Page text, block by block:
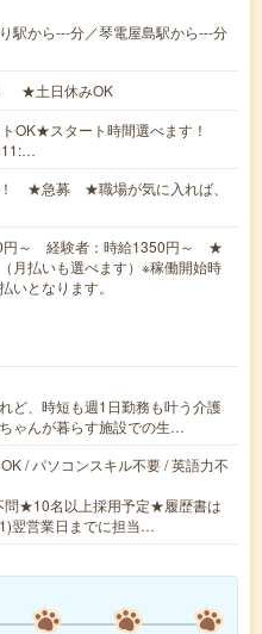
駅から---分／琴電屋島駅から---分
★土日休みOK
OK★スタート時間選べます！
！ ★急募 ★職場が気に入れば、
円～ 経験者：時給1350円～ ★
月払いも選べます）※稼働開始時
いとなります。
ど、時短も週1日勤務も叶う介護
ゃんが暮らす施設での生…
/ パソコンスキル不要 / 英語力不
問★10名以上採用予定★履歴書は
翌営業日までに担当…